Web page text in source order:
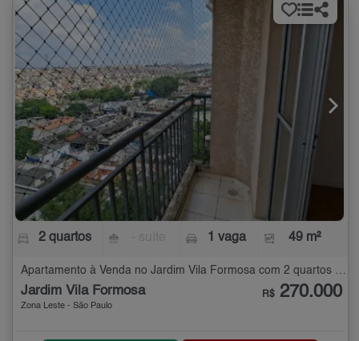
2 quartos 1 vaga 49 m²
Apartamento à Venda no Jardim Vila Formosa com 2 quartos - 49 m²
Jardim Vila Formosa
Zona Leste - São Paulo
R$ 270.000